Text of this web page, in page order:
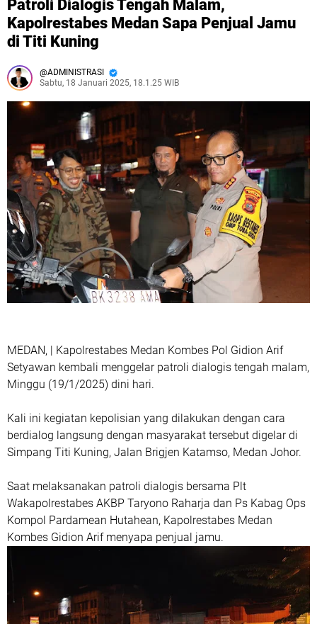
Patroli Dialogis Tengah Malam,
Kapolrestabes Medan Sapa Penjual Jamu
di Titi Kuning
ADMINISTRASI
Sabtu, 18 Januari 2025, 18.1.25 WIB
MEDAN, | Kapolrestabes Medan Kombes Pol Gidion Arif
Setyawan kembali menggelar patroli dialogis tengah malam,
Minggu (19/1/2025) dini hari.
Kali ini kegiatan kepolisian yang dilakukan dengan cara
berdialog langsung dengan masyarakat tersebut digelar di
Simpang Titi Kuning, Jalan Brigjen Katamso, Medan Johor.
Saat melaksanakan patroli dialogis bersama Plt
Wakapolrestabes AKBP Taryono Raharja dan Ps Kabag Ops
Kompol Pardamean Hutahean, Kapolrestabes Medan
Kombes Gidion Arif menyapa penjual jamu.